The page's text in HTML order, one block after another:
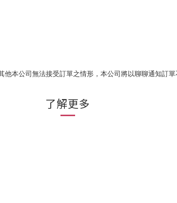
本公司無法接受訂單之情形，本公司將以聊聊通知訂
了解更多